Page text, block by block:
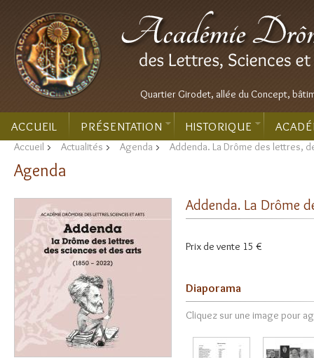
Quartier Girodet, allée du Concept,
ACCUEIL PRÉSENTATION HISTORIQUE
Accueil > Actualités > Agenda > Addenda. La Drôme des lettres,
Agenda
Addenda. La Drôme
Prix de vente 15 €
Diaporama
Cliquez sur une image pour